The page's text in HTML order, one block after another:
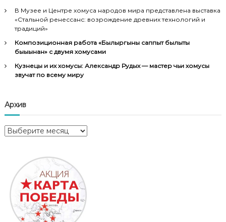
В Музее и Центре хомуса народов мира представлена выставка
«Стальной ренессанс: возрождение древних технологий и
традиций»
Композиционная работа «Былыргыны саппыт былыты
быыһынан» с двумя хомусами
Кузнецы и их хомусы: Александр Рудых — мастер чьи хомусы
звучат по всему миру
Архив
А